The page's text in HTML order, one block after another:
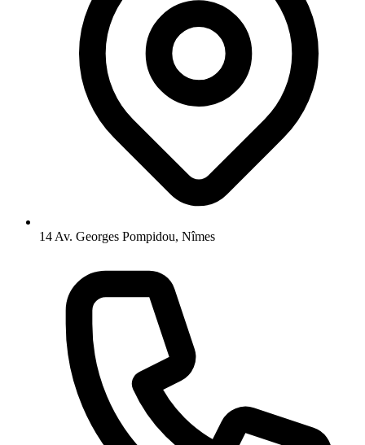
14 Av. Georges Pompidou, Nîmes